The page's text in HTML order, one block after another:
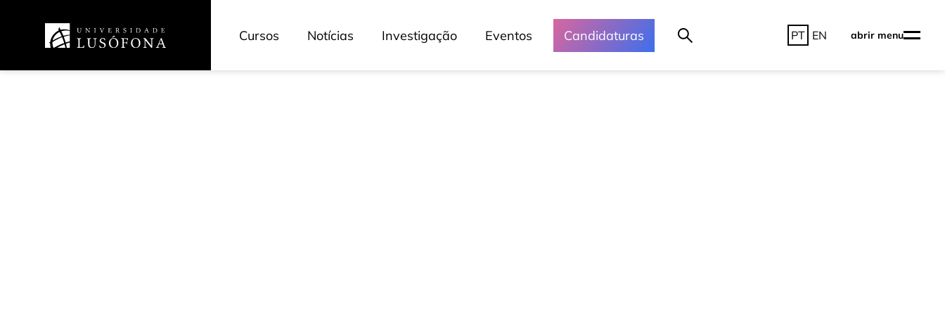
Cursos Notícias Investigação Eventos Candidaturas PT EN abrir menu